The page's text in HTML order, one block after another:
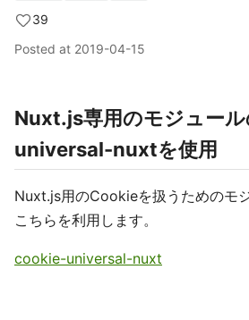
39
Posted at 2019-04-15
Nuxt.js専用のモジュー
universal-nuxtを使用
Nuxt.js用のCookieを扱うためのモ
こちらを利用します。
cookie-universal-nuxt